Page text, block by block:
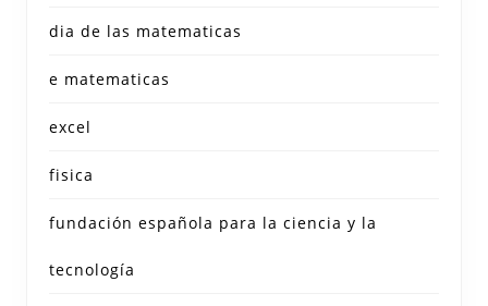
dia de las matematicas
e matematicas
excel
fisica
fundación española para la ciencia y la
tecnología